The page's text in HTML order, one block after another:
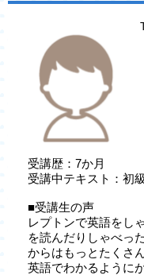
受講歴：7か月
受講中テキスト：初
■受講生の声
レプトンで英語をし
を読んだりしゃべっ
からはもっとたくさ
英語でわかるように